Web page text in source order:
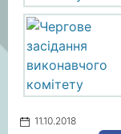
11.10.2018